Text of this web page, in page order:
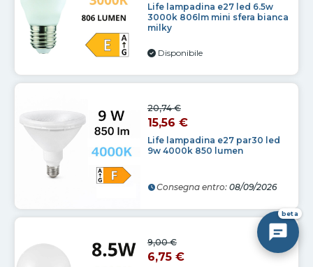
Life lampadina e27 led 6.5w
3000k 806lm mini sfera bianca
milky
Disponibile
Life lampadina e27 par30 led
9w 4000k 850 lumen
20,74 €
15,56 €
Consegna entro: 08/09/2026
9,00 €
6,75 €
beta